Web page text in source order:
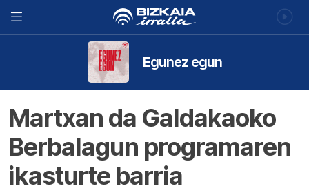
Egunez egun
Martxan da Galdakaoko
Berbalagun programaren
ikasturte barria